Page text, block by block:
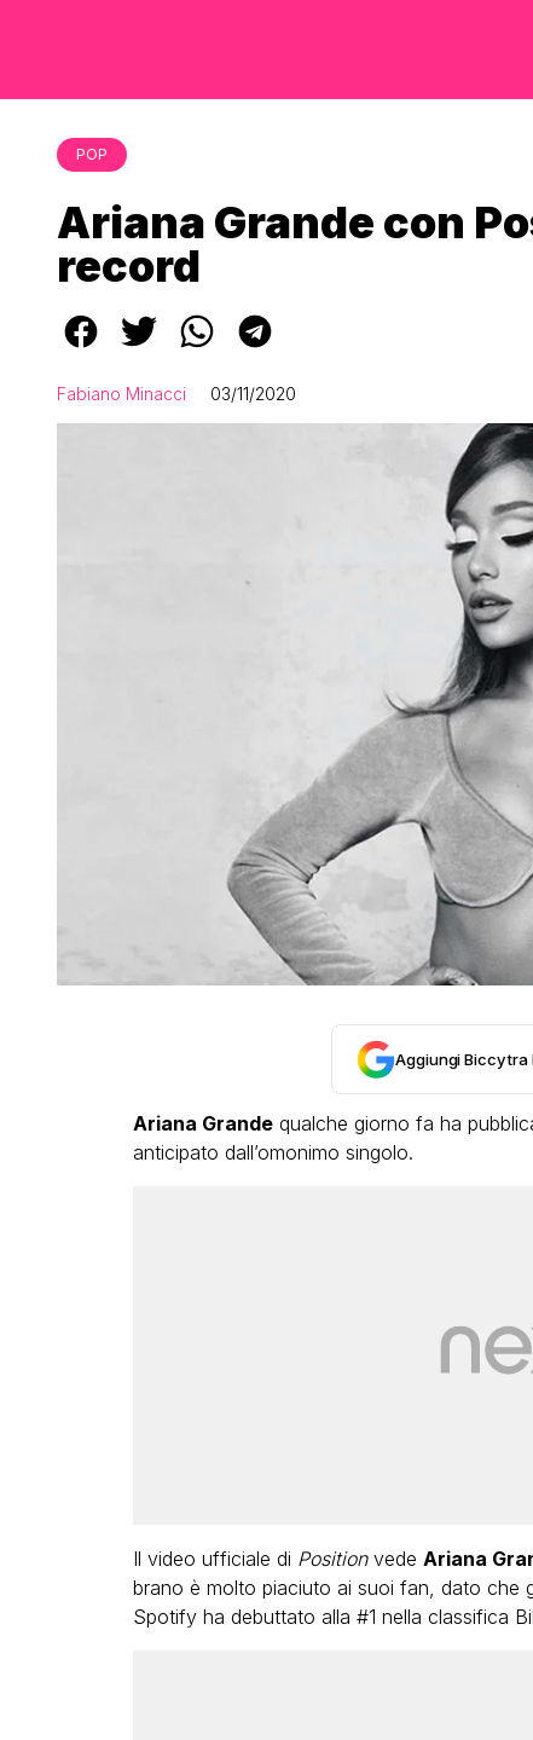
POP
Ariana Grande con
record
Fabiano Minacci 03/11/2020
Aggiungi Biccy
Ariana Grandequalche giorno fa ha
anticipato dall’omonimo singolo.
Il video ufficiale di Positionvede Ariana
brano è molto piaciuto ai suoi fan, dato che
Spotify ha debuttato alla #1 nella classifica